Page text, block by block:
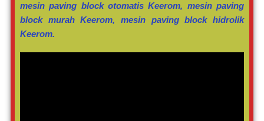
mesin paving block otomatis Keerom, mesin paving
block murah Keerom, mesin paving block hidrolik
Keerom.